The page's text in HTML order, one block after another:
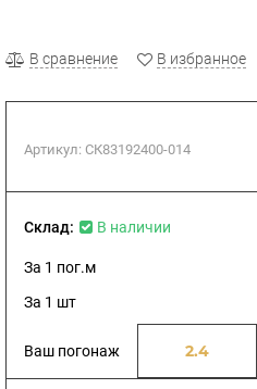
В сравнение В избранное
Артикул: СК83192400-014
Склад: В наличии
За 1 пог.м
За 1 шт
Ваш погонаж